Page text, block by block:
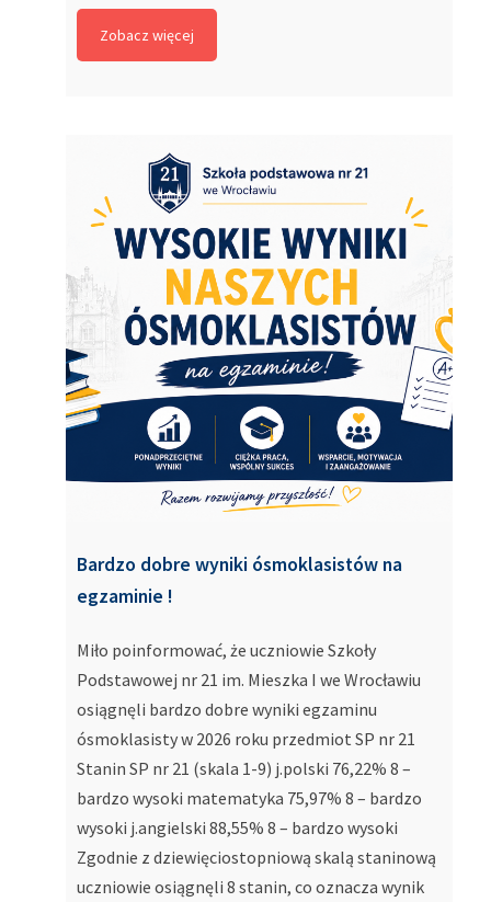
Zobacz więcej
Bardzo dobre wyniki ósmoklasistów na
egzaminie !
Miło poinformować, że uczniowie Szkoły
Podstawowej nr 21 im. Mieszka I we Wrocławiu
osiągnęli bardzo dobre wyniki egzaminu
ósmoklasisty w 2026 roku przedmiot SP nr 21
Stanin SP nr 21 (skala 1-9) j.polski 76,22% 8 –
bardzo wysoki matematyka 75,97% 8 – bardzo
wysoki j.angielski 88,55% 8 – bardzo wysoki
Zgodnie z dziewięciostopniową skalą staninową
uczniowie osiągnęli 8 stanin, co oznacza wynik